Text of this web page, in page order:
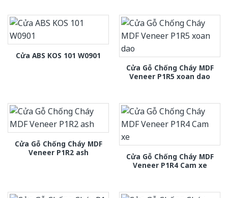
Cửa ABS KOS 101 W0901
Cửa Gỗ Chống Cháy MDF
Veneer P1R5 xoan dao
Cửa Gỗ Chống Cháy MDF
Veneer P1R2 ash
Cửa Gỗ Chống Cháy MDF
Veneer P1R4 Cam xe